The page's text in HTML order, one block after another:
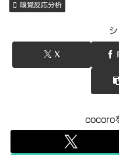
嗅覚反応分析
X
cocoro